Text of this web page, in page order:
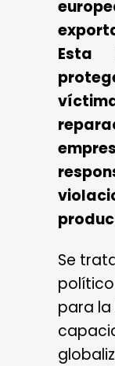
Esta
Se
para la